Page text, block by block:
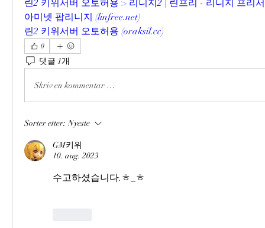
린2 키위서버 오토허용 > 리니지2 | 린프리 - 리니지 프리
아미넷 팝리니지 (linfree.net)
린2 키위서버 오토허용 (oraksil.cc)
0
댓글 1개
Skriv en kommentar …
Sorter etter: Nyeste
GM키위
10. aug. 2023
수고하셨습니다.ㅎ_ㅎ